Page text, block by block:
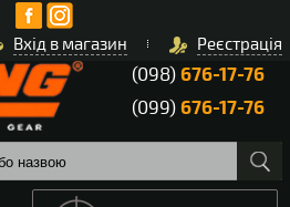
Вхід в магазин Реєстрація
(098)676-17-76
(099)676-17-76